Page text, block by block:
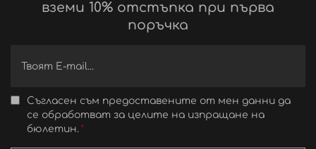
вземи 10% отстъпка при първа
поръчка
Съгласен съм предоставените от мен данни да
се обработват за целите на изпращане на
бюлетин.